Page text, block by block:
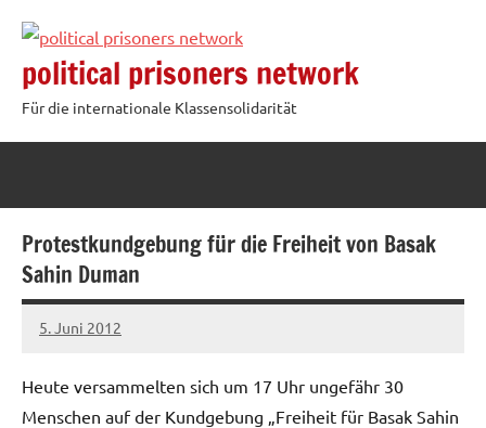
Inhalt
springen
political prisoners network
Für die internationale Klassensolidarität
Protestkundgebung für die Freiheit von Basak
Sahin Duman
5. Juni 2012
admin
Heute versammelten sich um 17 Uhr ungefähr 30
Menschen auf der Kundgebung „Freiheit für Basak Sahin